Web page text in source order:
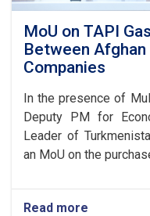
MoU on TAPI
Between Afghan
Companies
In the presence of
Deputy PM for
Leader of
an MoU on the
Read more